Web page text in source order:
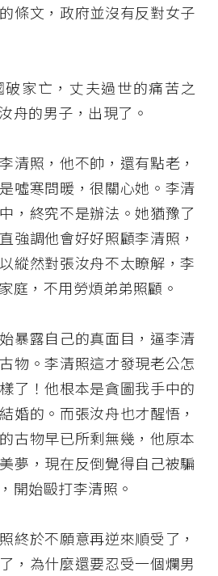
條文，政府並沒有反對女子
家亡，丈夫過世的痛苦之
舟的男子，出現了。
清照，他不帥，還有點老，
噓寒問暖，很關心她。李清
，終究不是辦法。她猶豫了
強調他會好好照顧李清照，
縱然對張汝舟不太瞭解，李
庭，不用勞煩弟弟照顧。
暴露自己的真面目，逼李清
物。李清照這才發現老公怎
了！他根本是貪圖我手中的
婚的。而張汝舟也才醒悟，
古物早已所剩無幾，他原本
夢，現在反倒覺得自己被騙
開始毆打李清照。
終於不願意再逆來順受了，
，為什麼還要忍受一個爛男